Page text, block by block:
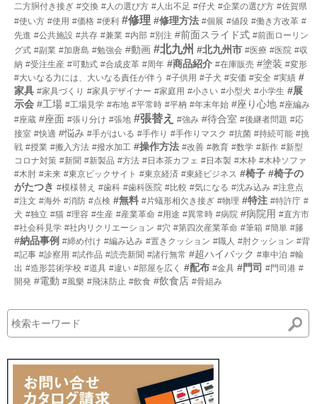
二方胴付き接ぎ #交換 #人の選び方 #人出不足 #仔犬 #企業の選び方 #佐賀県
#使い方 #使用 #価格 #便利 #修理 #修理方法 #個展 #値段 #働き方改革 #
先進 #公共施設 #共存 #兼業 #内部 #別注 #前面スライド式 #前面ローリン
グ式 #副業 #加唐島 #勉強会 #動画 #北九州 #北九州市 #医療 #医院 #収
納 #受注生産 #可動式 #合成皮革 #周年 #商品紹介 #在庫販売 #塗装 #変形
#大いなる力には、大いなる責任が伴う #子供用 #子犬 #安価 #安全 #実績 #
家具 #家具づくり #家具デザイナー #家庭用 #小さい #小型犬 #小学生 #展
示会 #工場 #工場見学 #布地 #平常時 #平枘 #年末年始 #座り心地 #座編み
#座蔵 #座面 #張り分け #張地 #張替え #強み #待合室 #後継者問題 #応
接室 #快適 #悩み #手がはいる #手作り #手作りマスク #抗菌 #持続可能 #挑
戦 #授業 #搬入方法 #撥水加工 #操作方法 #改善 #教育 #数学 #新作 #新型
コロナ対策 #新聞 #新製品 #方法 #日本茶カフェ #日本製 #木枠 #木枠ソファ
#木肘 #未来 #東京ビックサイト #東京経済 #東経ビジネス #椅子 #椅子の
がたつき #模様替え #歯科 #歯科医院 #比較 #気になる #沈み込み #注意点
#注文 #海外 #消防 #点検 #無料 #片蟻形相欠き接ぎ #物理 #特注 #特許庁 #
犬 #独立 #猫 #理容 #生産 #産業革命 #用途 #異常時 #病院 #病院用 #直方市
#社会科見学 #社内リクリエーション #穴 #第四次産業革命 #筆箱 #簡単 #籐
#納品事例 #締め付け #編み込み #置きクッション #職人 #肘クッション #背
#記事 #診察用 #試作品 #読売新聞 #諸行無常 #超ハイバック #車中泊 #輸
出 #造形芸術学校 #道具 #違い #部屋を広く #配布 #金具 #門司 #門司港 #
開発 #電動 #風樂 #飛沫防止 #飲食 #飲食店 #骨組み